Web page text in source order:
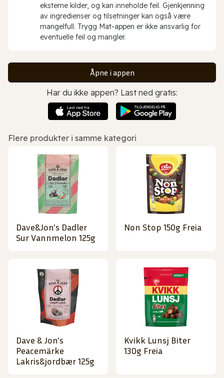
eksterne kilder, og kan inneholde feil. Gjenkjenning
av ingredienser og tilsetninger kan også være
mangelfull. Trygg Mat-appen er ikke ansvarlig for
eventuelle feil og mangler.
Åpne i appen
Har du ikke appen? Last ned gratis:
Flere produkter i samme kategori
Dave&Jon's Dadler
Sur Vannmelon 125g
Non Stop 150g Freia
Dave & Jon's
Peacemärke
Lakris&jordbær 125g
Kvikk Lunsj Biter
130g Freia